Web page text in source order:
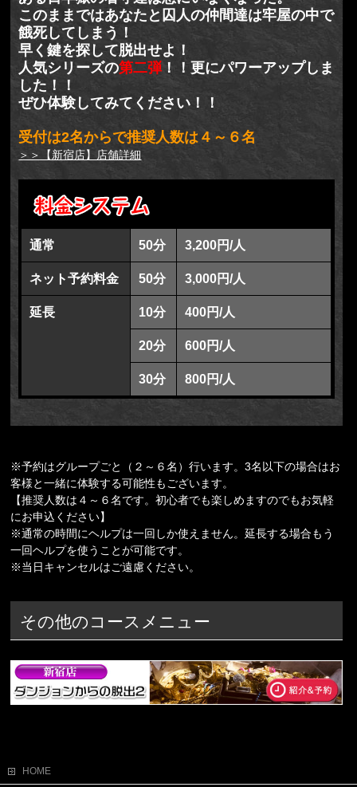
このままではあなたと囚人の仲間達は牢屋の中で
餓死してしまう！
早く鍵を探して脱出せよ！
人気シリーズの第二弾！！更にパワーアップしま
した！！
ぜひ体験してみてください！！
受付は2名からで推奨人数は４～６名
＞＞【新宿店】店舗詳細
通常 50分 3,200円/人
ネット予約料金 50分 3,000円/人
延長 10分 400円/人
20分 600円/人
30分 800円/人
※予約はグループごと（２～６名）行います。3名以下の場合はお
客様と一緒に体験する可能性もございます。
【推奨人数は４～６名です。初心者でも楽しめますのでもお気軽
にお申込ください】
※通常の時間にヘルプは一回しか使えません。延長する場合もう
一回ヘルプを使うことが可能です。
※当日キャンセルはご遠慮ください。
その他のコースメニュー
HOME